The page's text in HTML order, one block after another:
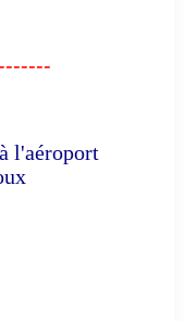
l'aéroport